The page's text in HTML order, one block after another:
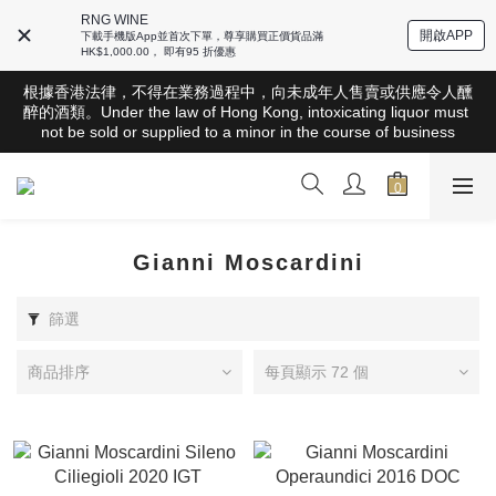
RNG WINE
下載手機版App並首次下單，尊享購買正價貨品滿
HK$1,000.00， 即有95 折優惠
開啟APP
根據香港法律，不得在業務過程中，向未成年人售賣或供應令人醺
醉的酒類。Under the law of Hong Kong, intoxicating liquor must
not be sold or supplied to a minor in the course of business
根據香港法律，不得在業務過程中，向未成年人售賣或供應令人醺
醉的酒類。Under the law of Hong Kong, intoxicating liquor must
not be sold or supplied to a minor in the course of business
全店滿HK$1000 免運費（香港）； HK$2500 免運費（澳門）；
SGD800 免運費（新加坡）；TWD20,000免運費（台灣）；
根據香港法律，不得在業務過程中，向未成年人售賣或供應令人醺
醉的酒類。Under the law of Hong Kong, intoxicating liquor must
Gianni Moscardini
篩選
商品排序 每頁顯示 72 個